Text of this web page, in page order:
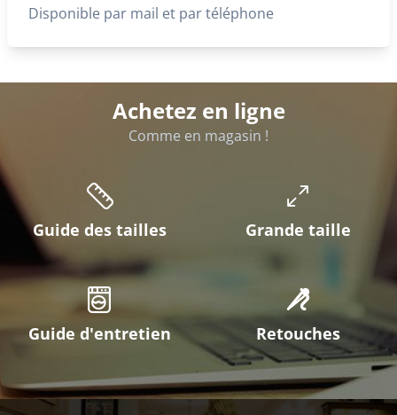
Disponible par mail et par téléphone
Achetez en ligne
Comme en magasin !
Guide des tailles Grande taille
Guide d'entretien Retouches